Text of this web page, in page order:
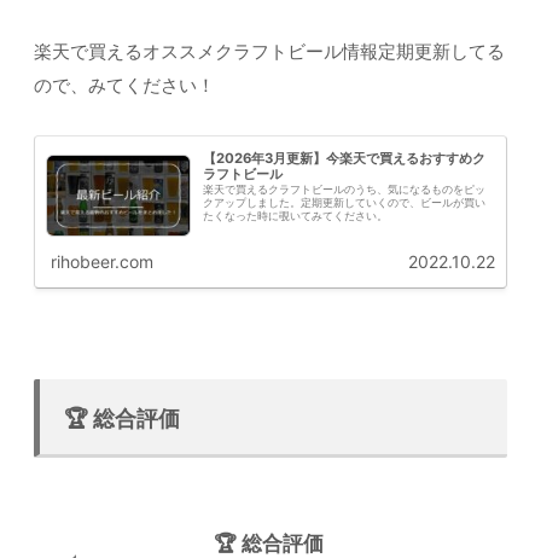
楽天で買えるオススメクラフトビール情報定期更新してる
ので、みてください！
【2026年3月更新】今楽天で買えるおすすめク
ラフトビール
楽天で買えるクラフトビールのうち、気になるものをピッ
クアップしました。定期更新していくので、ビールが買い
たくなった時に覗いてみてください。
rihobeer.com 2022.10.22
🏆 総合評価
🏆 総合評価